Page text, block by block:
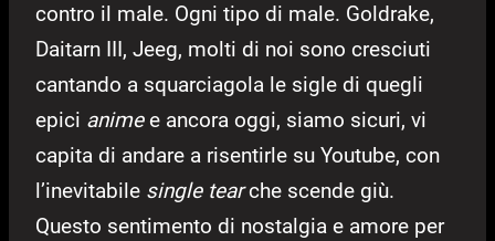
contro il male. Ogni tipo di male. Goldrake,
Daitarn III, Jeeg, molti di noi sono cresciuti
cantando a squarciagola le sigle di quegli
epici animee ancora oggi, siamo sicuri, vi
capita di andare a risentirle su Youtube, con
l’inevitabile single tearche scende giù.
Questo sentimento di nostalgia e amore per